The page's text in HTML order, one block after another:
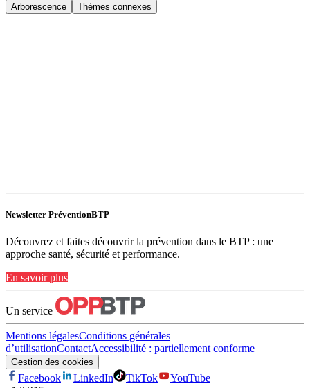
Arborescence Thèmes connexes
Newsletter PréventionBTP
Découvrez et faites découvrir la prévention dans le BTP : une
approche santé, sécurité et performance.
En savoir plus
Un service
Mentions légalesConditions générales
d’utilisationContactAccessibilité : partiellement conforme
Gestion des cookies
Facebook LinkedIn TikTok
YouTube